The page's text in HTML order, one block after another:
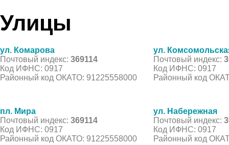
Улицы
ул. Комарова
Почтовый индекс: 369114
Код ИФНС: 0917
Районный код ОКАТО: 91225558000
ул.
Почтовый индекс:
Код ИФНС: 0917
Районный код
пл. Мира
Почтовый индекс: 369114
Код ИФНС: 0917
Районный код ОКАТО: 91225558000
ул. Набережная
Почтовый индекс:
Код ИФНС: 0917
Районный код